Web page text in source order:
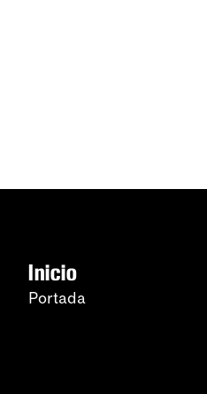
Inicio
Portada